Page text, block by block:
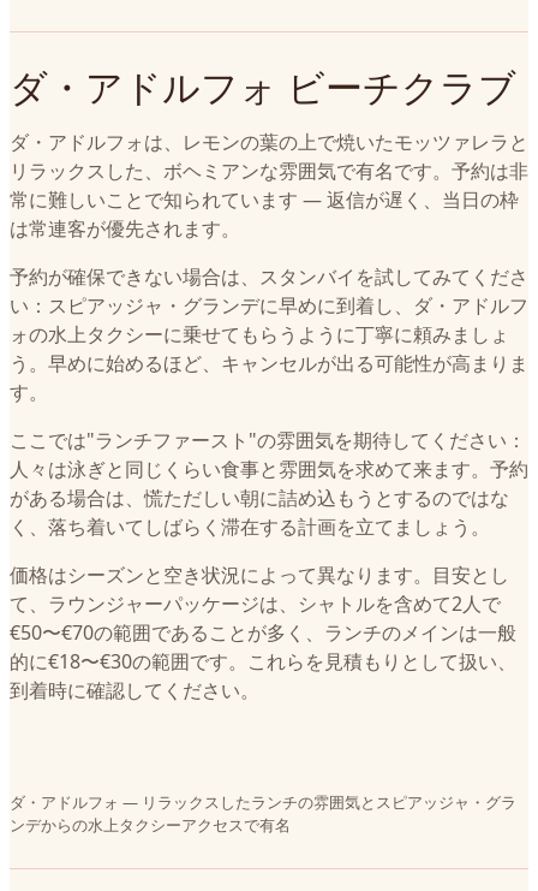
ダ・アドルフォ ビーチクラブ
ダ・アドルフォは、レモンの葉の上で焼いたモッツァレラと
リラックスした、ボヘミアンな雰囲気で有名です。予約は非
常に難しいことで知られています — 返信が遅く、当日の枠
は常連客が優先されます。
予約が確保できない場合は、スタンバイを試してみてくださ
い：スピアッジャ・グランデに早めに到着し、ダ・アドルフ
ォの水上タクシーに乗せてもらうように丁寧に頼みましょ
う。早めに始めるほど、キャンセルが出る可能性が高まりま
す。
ここでは"ランチファースト"の雰囲気を期待してください：
人々は泳ぎと同じくらい食事と雰囲気を求めて来ます。予約
がある場合は、慌ただしい朝に詰め込もうとするのではな
く、落ち着いてしばらく滞在する計画を立てましょう。
価格はシーズンと空き状況によって異なります。目安とし
て、ラウンジャーパッケージは、シャトルを含めて2人で
€50〜€70の範囲であることが多く、ランチのメインは一般
的に€18〜€30の範囲です。これらを見積もりとして扱い、
到着時に確認してください。
ダ・アドルフォ — リラックスしたランチの雰囲気とスピアッジャ・グラ
ンデからの水上タクシーアクセスで有名